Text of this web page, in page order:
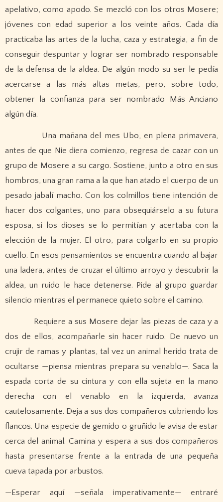
apelativo, como apodo. Se mezcló con los otros Mosere;
jóvenes con edad superior a los veinte años. Cada día
practicaba las artes de la lucha, caza y estrategia, a fin de
conseguir despuntar y lograr ser nombrado responsable
de la defensa de la aldea. De algún modo su ser le pedía
acercarse a las más altas metas, pero, sobre todo,
obtener la confianza para ser nombrado Más Anciano
algún día.
Una mañana del mes Ubo, en plena primavera,
antes de que Nie diera comienzo, regresa de cazar con un
grupo de Mosere a su cargo. Sostiene, junto a otro en sus
hombros, una gran rama a la que han atado el cuerpo de un
pesado jabalí macho. Con los colmillos tiene intención de
hacer dos colgantes, uno para obsequiárselo a su futura
esposa, si los dioses se lo permitían y acertaba con la
elección de la mujer. El otro, para colgarlo en su propio
cuello. En esos pensamientos se encuentra cuando al bajar
una ladera, antes de cruzar el último arroyo y descubrir la
aldea, un ruido le hace detenerse. Pide al grupo guardar
silencio mientras el permanece quieto sobre el camino.
Requiere a sus Mosere dejar las piezas de caza y a
dos de ellos, acompañarle sin hacer ruido. De nuevo un
crujir de ramas y plantas, tal vez un animal herido trata de
ocultarse —piensa mientras prepara su venablo—. Saca la
espada corta de su cintura y con ella sujeta en la mano
derecha con el venablo en la izquierda, avanza
cautelosamente. Deja a sus dos compañeros cubriendo los
flancos. Una especie de gemido o gruñido le avisa de estar
cerca del animal. Camina y espera a sus dos compañeros
hasta presentarse frente a la entrada de una pequeña
cueva tapada por arbustos.
—Esperar aquí —señala imperativamente— entraré